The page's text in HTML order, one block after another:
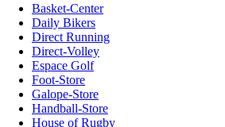
Basket-Center
Daily Bikers
Direct Running
Direct-Volley
Espace Golf
Foot-Store
Galope-Store
Handball-Store
House of Rugby